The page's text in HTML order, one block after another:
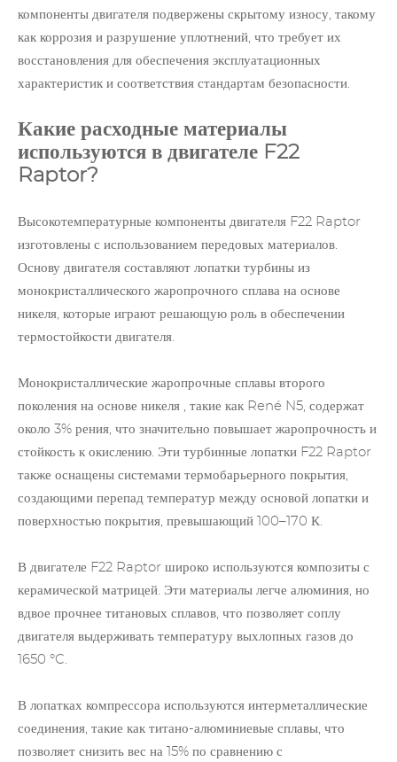
компоненты двигателя подвержены скрытому износу, такому
как коррозия и разрушение уплотнений, что требует их
восстановления для обеспечения эксплуатационных
характеристик и соответствия стандартам безопасности.
Какие расходные материалы
используются в двигателе F22
Raptor?
Высокотемпературные компоненты двигателя F22 Raptor
изготовлены с использованием передовых материалов.
Основу двигателя составляют лопатки турбины из
монокристаллического жаропрочного сплава на основе
никеля, которые играют решающую роль в обеспечении
термостойкости двигателя.
Монокристаллические жаропрочные сплавы второго
поколения на основе никеля , такие как René N5, содержат
около 3% рения, что значительно повышает жаропрочность и
стойкость к окислению. Эти турбинные лопатки F22 Raptor
также оснащены системами термобарьерного покрытия,
создающими перепад температур между основой лопатки и
поверхностью покрытия, превышающий 100–170 К.
В двигателе F22 Raptor широко используются композиты с
керамической матрицей. Эти материалы легче алюминия, но
вдвое прочнее титановых сплавов, что позволяет соплу
двигателя выдерживать температуру выхлопных газов до
1650 °C.
В лопатках компрессора используются интерметаллические
соединения, такие как титано-алюминиевые сплавы, что
позволяет снизить вес на 15% по сравнению с